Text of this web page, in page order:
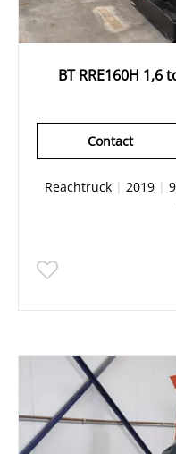
BT RRE160H
Contact
Reachtruck| 2019|